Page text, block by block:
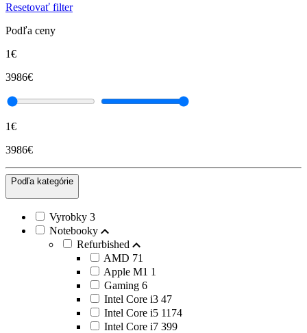
Resetovať filter
Podľa ceny
1€
3986€
1€
3986€
Podľa kategórie
Vyrobky 3
Notebooky
Refurbished
AMD 71
Apple M1 1
Gaming 6
Intel Core i3 47
Intel Core i5 1174
Intel Core i7 399